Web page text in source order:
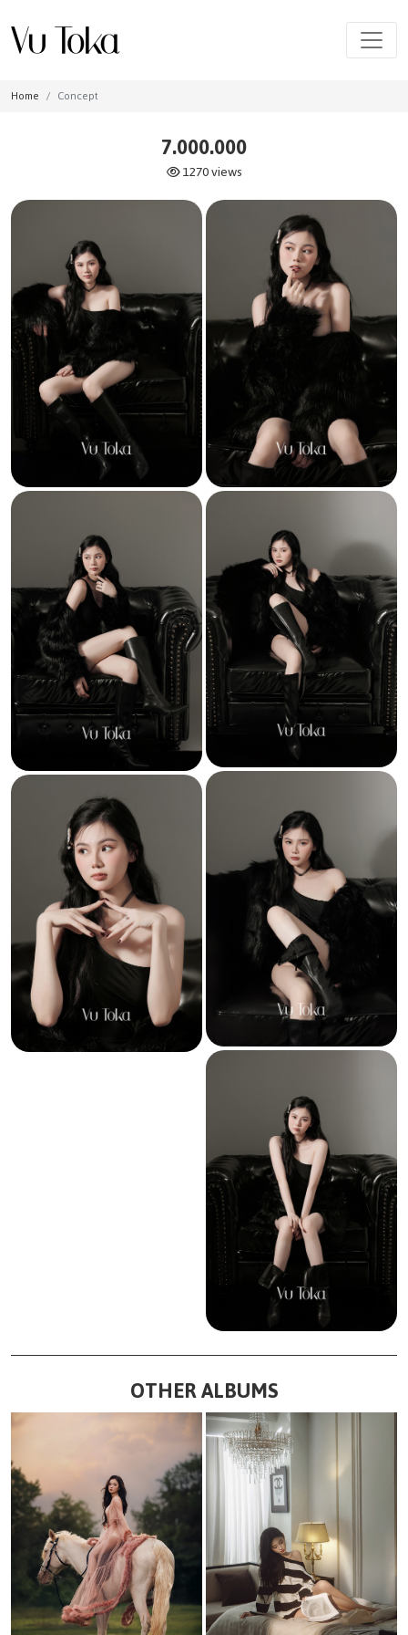
Home Concept
7.000.000
1270 views
OTHER ALBUMS